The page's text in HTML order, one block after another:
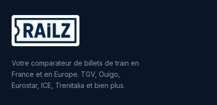
Votre comparateur de billets de train en
France et en Europe. TGV, Ouigo,
Eurostar, ICE, Trenitalia et bien plus.